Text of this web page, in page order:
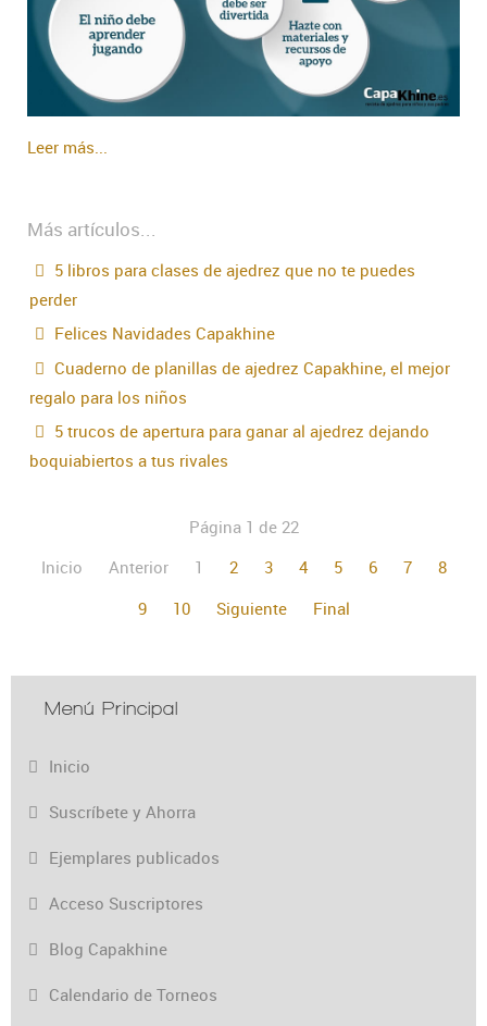
Leer más...
Más artículos...
5 libros para clases de ajedrez que no te puedes
perder
Felices Navidades Capakhine
Cuaderno de planillas de ajedrez Capakhine, el mejor
regalo para los niños
5 trucos de apertura para ganar al ajedrez dejando
boquiabiertos a tus rivales
Página 1 de 22
Inicio
Anterior 1 2 3 4 5 6 7
8
9
10 Siguiente Final
Menú Principal
Inicio
Suscríbete y Ahorra
Ejemplares publicados
Acceso Suscriptores
Blog Capakhine
Calendario de Torneos